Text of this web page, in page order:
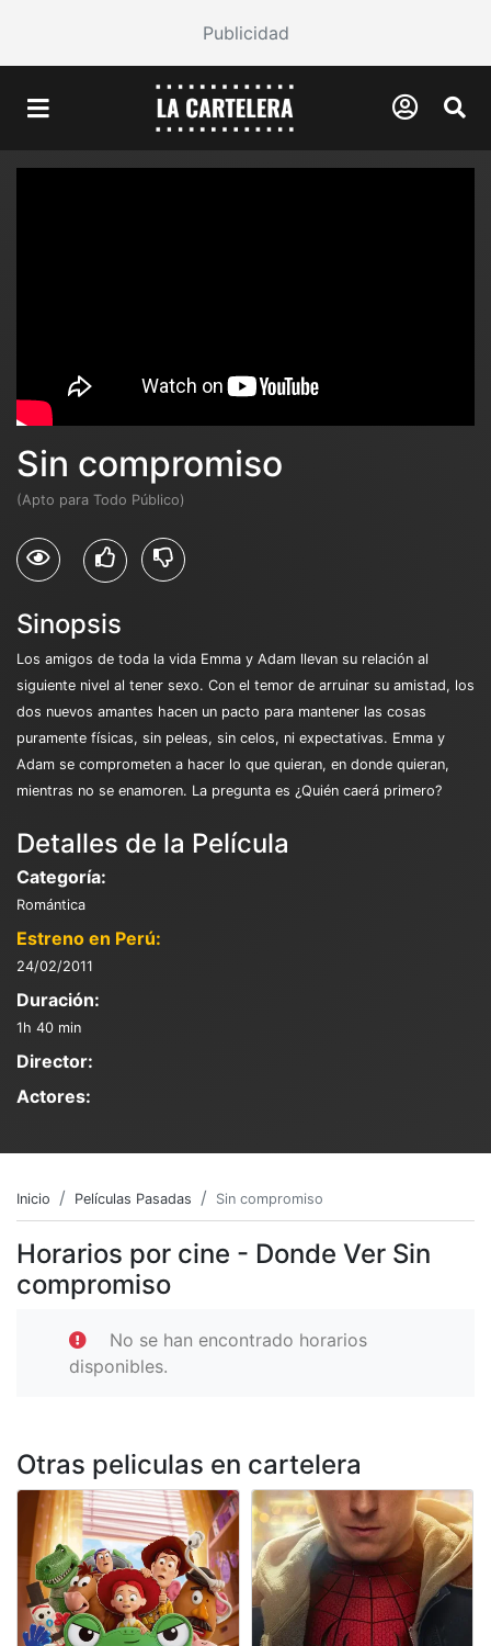
Publicidad
Sin compromiso
(Apto para Todo Público)
Sinopsis
Los amigos de toda la vida Emma y Adam llevan su relación al
siguiente nivel al tener sexo. Con el temor de arruinar su amistad, los
dos nuevos amantes hacen un pacto para mantener las cosas
puramente físicas, sin peleas, sin celos, ni expectativas. Emma y
Adam se comprometen a hacer lo que quieran, en donde quieran,
mientras no se enamoren. La pregunta es ¿Quién caerá primero?
Detalles de la Película
Categoría:
Romántica
Estreno en Perú:
24/02/2011
Duración:
1h 40 min
Director:
Actores:
Inicio Películas Pasadas Sin compromiso
Horarios por cine - Donde Ver Sin
compromiso
No se han encontrado horarios
disponibles.
Otras peliculas en cartelera